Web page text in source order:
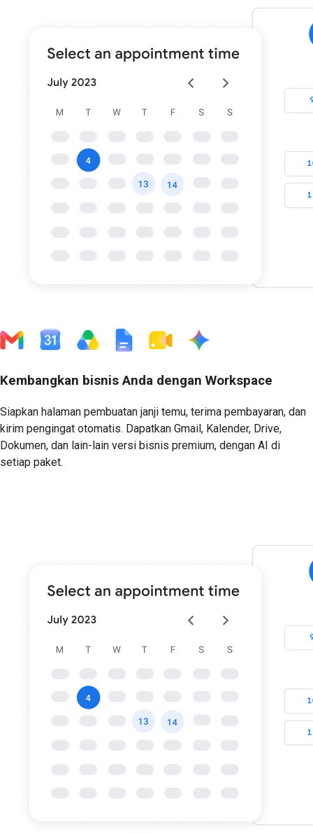
Kembangkan bisnis Anda dengan Workspace
Siapkan halaman pembuatan janji temu, terima pembayaran, dan
kirim pengingat otomatis. Dapatkan Gmail, Kalender, Drive,
Dokumen, dan lain-lain versi bisnis premium, dengan AI di
setiap paket.